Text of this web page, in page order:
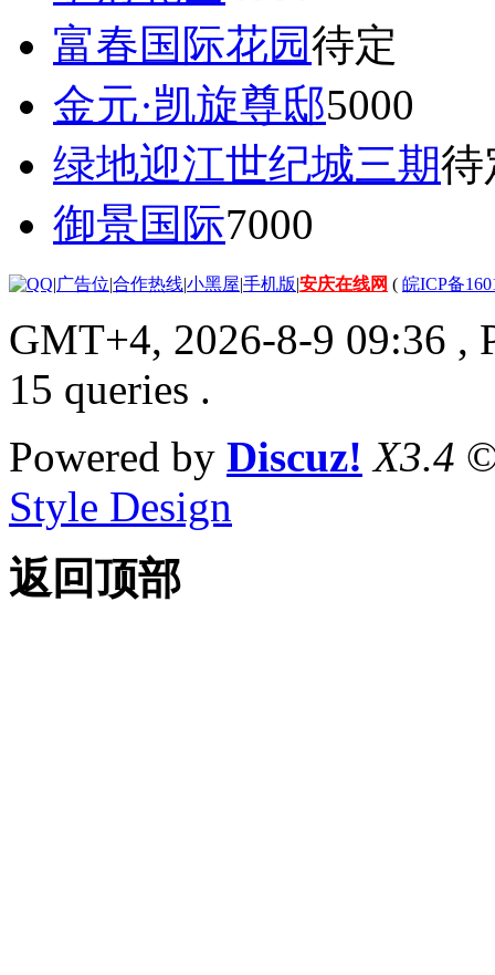
富春国际花园待定
金元·凯旋尊邸5000
绿地迎江世纪城三期待
御景国际7000
|广告位|合作热线|小黑屋|手机版|安庆在线网 ( 皖ICP备
GMT+4, 2026-8-9 09:36 ,
15 queries .
Powered by Discuz! X3.4
Style Design
返回顶部